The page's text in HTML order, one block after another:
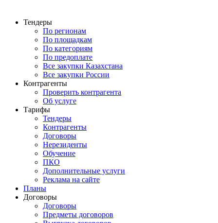
Тендеры
По регионам
По площадкам
По категориям
По предоплате
Все закупки Казахстана
Все закупки России
Контрагенты
Проверить контрагента
Об услуге
Тарифы
Тендеры
Контрагенты
Договоры
Нерезиденты
Обучение
ПКО
Дополнительные услуги
Реклама на сайте
Планы
Договоры
Договоры
Предметы договоров